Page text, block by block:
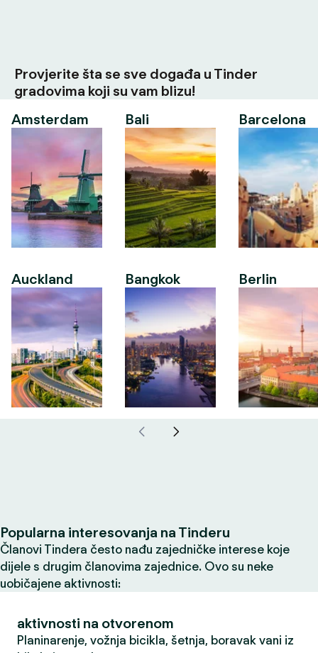
Provjerite šta se sve događa u Tinder
gradovima koji su vam blizu!
Amsterdam
Auckland
Bali
Bangkok
Barcelona
Berlin
Popularna interesovanja na Tinderu
Članovi Tindera često nađu zajedničke interese koje
dijele s drugim članovima zajednice. Ovo su neke
uobičajene aktivnosti:
aktivnosti na otvorenom
Planinarenje, vožnja bicikla, šetnja, boravak vani iz